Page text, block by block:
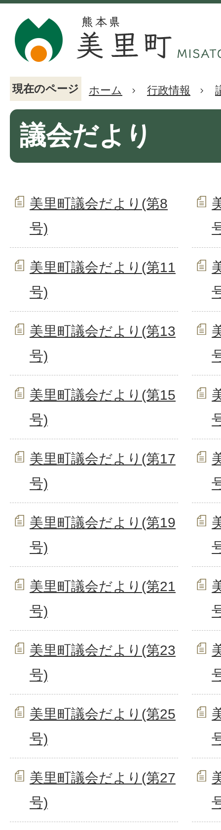
現在のページ ホーム 行政情報
議会だより
美里町議会だより(第8
号)
美里町議会だより(第11
号)
美里町議会だより(第13
号)
美里町議会だより(第15
号)
美里町議会だより(第17
号)
美里町議会だより(第19
号)
美里町議会だより(第21
号)
美里町議会だより(第23
号)
美里町議会だより(第25
号)
美里町議会だより(第27
号)